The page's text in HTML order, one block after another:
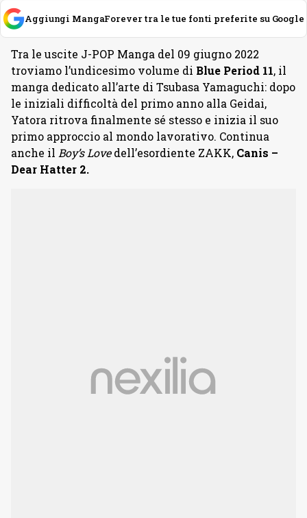
Aggiungi MangaForever tra le tue fonti preferite su Google
Tra le uscite J-POP Manga del 09 giugno 2022
troviamo l’undicesimo volume di Blue Period 11, il
manga dedicato all’arte di Tsubasa Yamaguchi: dopo
le iniziali difficoltà del primo anno alla Geidai,
Yatora ritrova finalmente sé stesso e inizia il suo
primo approccio al mondo lavorativo. Continua
anche il Boy’s Lovedell’esordiente ZAKK, Canis –
Dear Hatter 2.